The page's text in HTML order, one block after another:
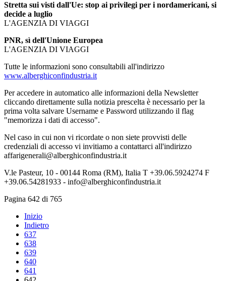
Stretta sui visti dall'Ue: stop ai privilegi per i nordamericani, si
decide a luglio
L'AGENZIA DI VIAGGI
PNR, sì dell'Unione Europea
L'AGENZIA DI VIAGGI
Tutte le informazioni sono consultabili all'indirizzo
www.alberghiconfindustria.it
Per accedere in automatico alle informazioni della Newsletter
cliccando direttamente sulla notizia prescelta è necessario per la
prima volta salvare Username e Password utilizzando il flag
"memorizza i dati di accesso".
Nel caso in cui non vi ricordate o non siete provvisti delle
credenziali di accesso vi invitiamo a contattarci all'indirizzo
affarigenerali@alberghiconfindustria.it
V.le Pasteur, 10 - 00144 Roma (RM), Italia T +39.06.5924274 F
+39.06.54281933 - info@alberghiconfindustria.it
Pagina 642 di 765
Inizio
Indietro
637
638
639
640
641